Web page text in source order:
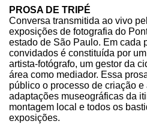
PROSA DE TRIPÉ
Conversa transmitida ao vivo
exposições de fotografia do
estado de São Paulo. Em cada
convidados é constituída por
artista-fotógrafo, um gestor da
área como mediador. Essa
público o processo de criação
adaptações museográficas da
montagem local e todos os
exposições.